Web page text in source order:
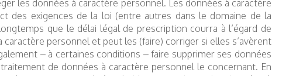
les données à caractère personnel. Les données à caractère
des exigences de la loi (entre autres dans le domaine de la
que le délai légal de prescription courra à l’égard de
personnel et peut les (faire) corriger si elles s’avèrent
– à certaines conditions – faire supprimer ses données
de données à caractère personnel le concernant. En